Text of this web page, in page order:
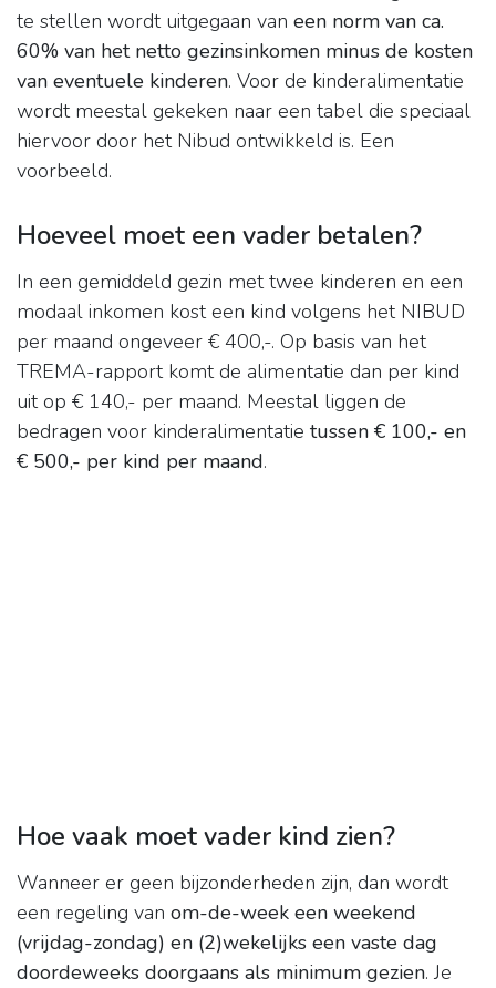
te stellen wordt uitgegaan van een norm van ca.
60% van het netto gezinsinkomen minus de kosten
van eventuele kinderen. Voor de kinderalimentatie
wordt meestal gekeken naar een tabel die speciaal
hiervoor door het Nibud ontwikkeld is. Een
voorbeeld.
Hoeveel moet een vader betalen?
In een gemiddeld gezin met twee kinderen en een
modaal inkomen kost een kind volgens het NIBUD
per maand ongeveer € 400,-. Op basis van het
TREMA-rapport komt de alimentatie dan per kind
uit op € 140,- per maand. Meestal liggen de
bedragen voor kinderalimentatie tussen € 100,- en
€ 500,- per kind per maand.
Hoe vaak moet vader kind zien?
Wanneer er geen bijzonderheden zijn, dan wordt
een regeling van om-de-week een weekend
(vrijdag-zondag) en (2)wekelijks een vaste dag
doordeweeks doorgaans als minimum gezien. Je